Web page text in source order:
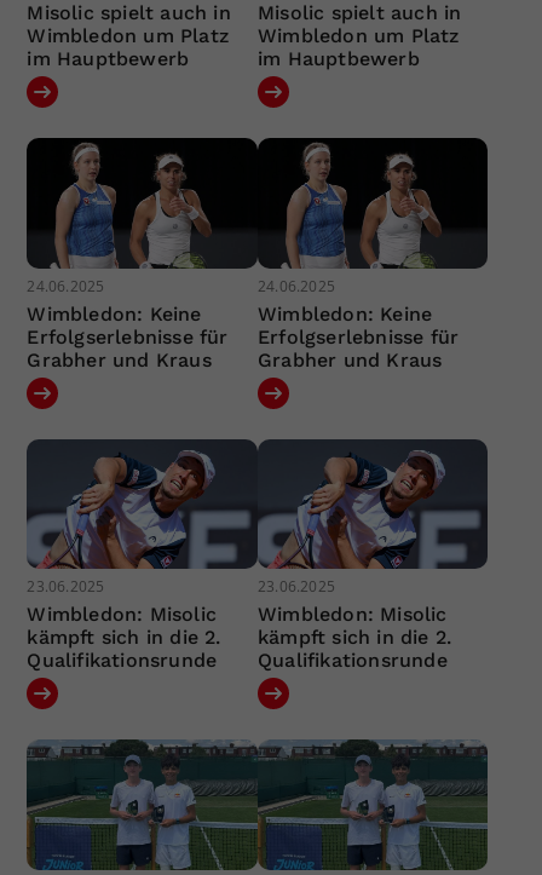
Misolic spielt auch in
Wimbledon um Platz
im Hauptbewerb
Misolic spielt auch in
Wimbledon um Platz
im Hauptbewerb
24.06.2025
Wimbledon: Keine
Erfolgserlebnisse für
Grabher und Kraus
24.06.2025
Wimbledon: Keine
Erfolgserlebnisse für
Grabher und Kraus
23.06.2025
Wimbledon: Misolic
kämpft sich in die 2.
Qualifikationsrunde
23.06.2025
Wimbledon: Misolic
kämpft sich in die 2.
Qualifikationsrunde